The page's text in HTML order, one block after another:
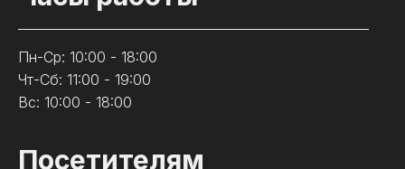
Пн-Ср: 10:00 - 18:00
Чт-Сб: 11:00 - 19:00
Вс: 10:00 - 18:00
Посетителям